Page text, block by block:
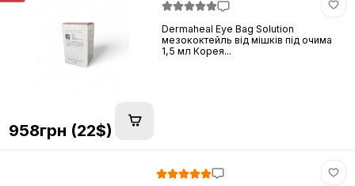
Dermaheal Eye Bag Solution
мезококтейль від мішків під очима
1,5 мл Корея...
958грн (22$)